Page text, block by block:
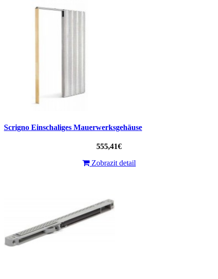
Scrigno Einschaliges Mauerwerksgehäuse
555,41€
Zobrazit detail